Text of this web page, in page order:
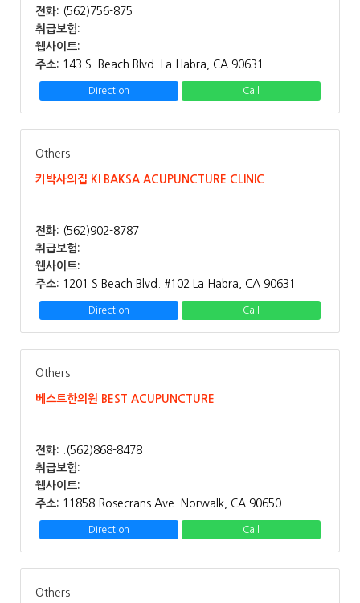
전화: (562)756-875
취급보험:
웹사이트:
주소: 143 S. Beach Blvd. La Habra, CA 90631
Direction Call
Others
키박사의집 KI BAKSA ACUPUNCTURE CLINIC
전화: (562)902-8787
취급보험:
웹사이트:
주소: 1201 S Beach Blvd. #102 La Habra, CA 90631
Direction Call
Others
베스트한의원 BEST ACUPUNCTURE
전화:
.(562)868-8478
취급보험:
웹사이트:
주소: 11858 Rosecrans Ave. Norwalk, CA 90650
Direction Call
Others